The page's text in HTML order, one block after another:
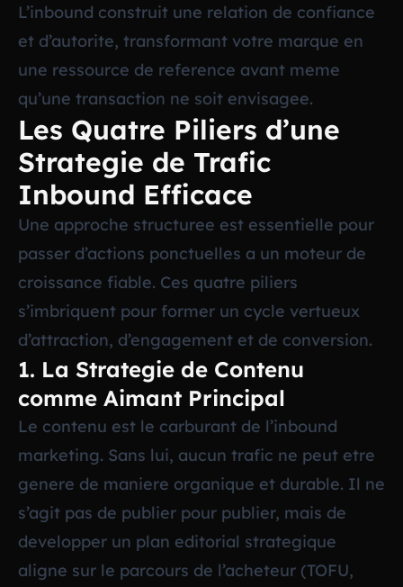
L’inbound construit une relation de confiance
et d’autorite, transformant votre marque en
une ressource de reference avant meme
qu’une transaction ne soit envisagee.
Les Quatre Piliers d’une
Strategie de Trafic
Inbound Efficace
Une approche structuree est essentielle pour
passer d’actions ponctuelles a un moteur de
croissance fiable. Ces quatre piliers
s’imbriquent pour former un cycle vertueux
d’attraction, d’engagement et de conversion.
1. La Strategie de Contenu
comme Aimant Principal
Le contenu est le carburant de l’inbound
marketing. Sans lui, aucun trafic ne peut etre
genere de maniere organique et durable. Il ne
s’agit pas de publier pour publier, mais de
developper un plan editorial strategique
aligne sur le parcours de l’acheteur (TOFU,